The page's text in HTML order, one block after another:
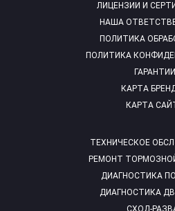
ТЕХНИЧЕСКОЕ
РЕМОНТ
ДИАГНОСТИКА
ДИАГНОСТИКА
ЛИЦЕНЗИИ И
НАША
ПОЛИТИКА
ПОЛИТИКА
ГАРАНТИИ
КАРТА
КАРТА